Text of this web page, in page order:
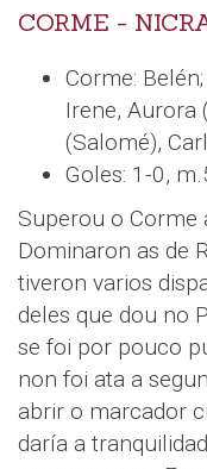
CORME -
Corme:
Irene, Aurora
(Salomé),
Goles: 1-0,
Superou o Corme
Dominaron as de
tiveron varios
deles que dou no
se foi por pouco
non foi ata a
abrir o marcador
daría a